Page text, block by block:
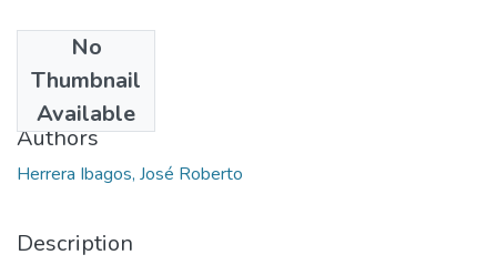
No
Thumbnail
Available
2018-02-15
Authors
Herrera Ibagos, José Roberto
Description